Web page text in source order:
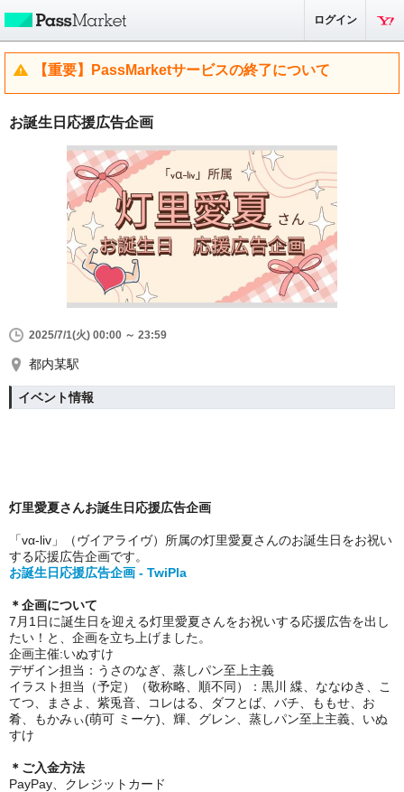
ログイン
【重要】PassMarketサービスの終了について
お誕生日応援広告企画
2025/7/1(火) 00:00 ～ 23:59
都内某駅
イベント情報
灯里愛夏さんお誕生日応援広告企画
「vα-liv」（ヴイアライヴ）所属の灯里愛夏さんのお誕生日をお祝い
する応援広告企画です。
お誕生日応援広告企画 - TwiPla
＊企画について
7月1日に誕生日を迎える灯里愛夏さんをお祝いする応援広告を出し
たい！と、企画を立ち上げました。
企画主催:いぬすけ
デザイン担当：うさのなぎ、蒸しパン至上主義
イラスト担当（予定）（敬称略、順不同）：黒川 緤、ななゆき、こ
てつ、まさよ、紫兎音、コレはる、ダフとば、バチ、ももせ、お
肴、もかみぃ(萌可 ミーケ)、輝、グレン、蒸しパン至上主義、いぬ
すけ
＊ご入金方法
PayPay、クレジットカード